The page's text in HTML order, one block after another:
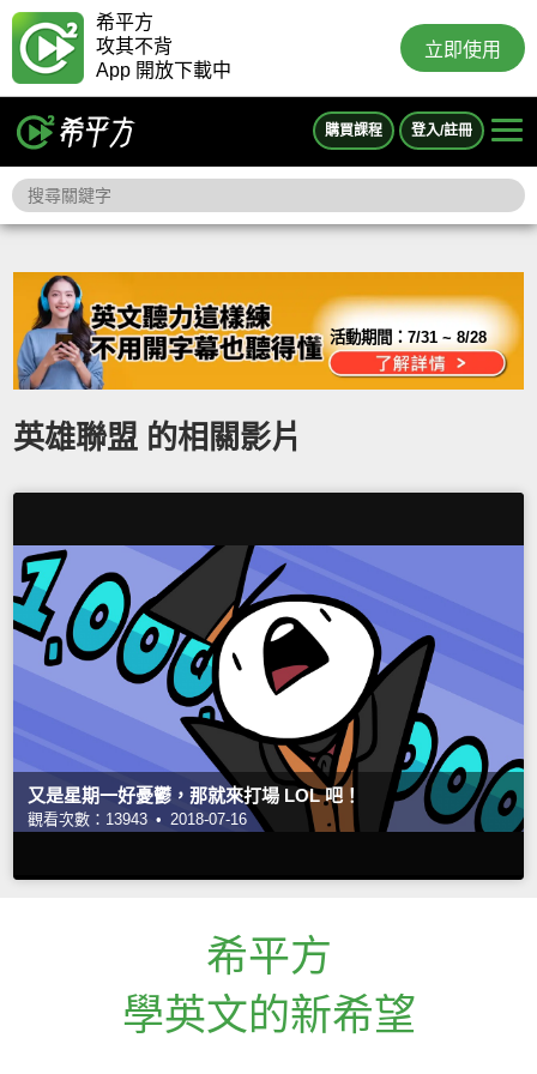
希平方
攻其不背
App 開放下載中
立即使用
購買課程 登入/註冊
活動期間：7/31 ~ 8/28
英雄聯盟 的相關影片
又是星期一好憂鬱，那就來打場 LOL 吧！
觀看次數：13943 • 2018-07-16
希平方
學英文的新希望